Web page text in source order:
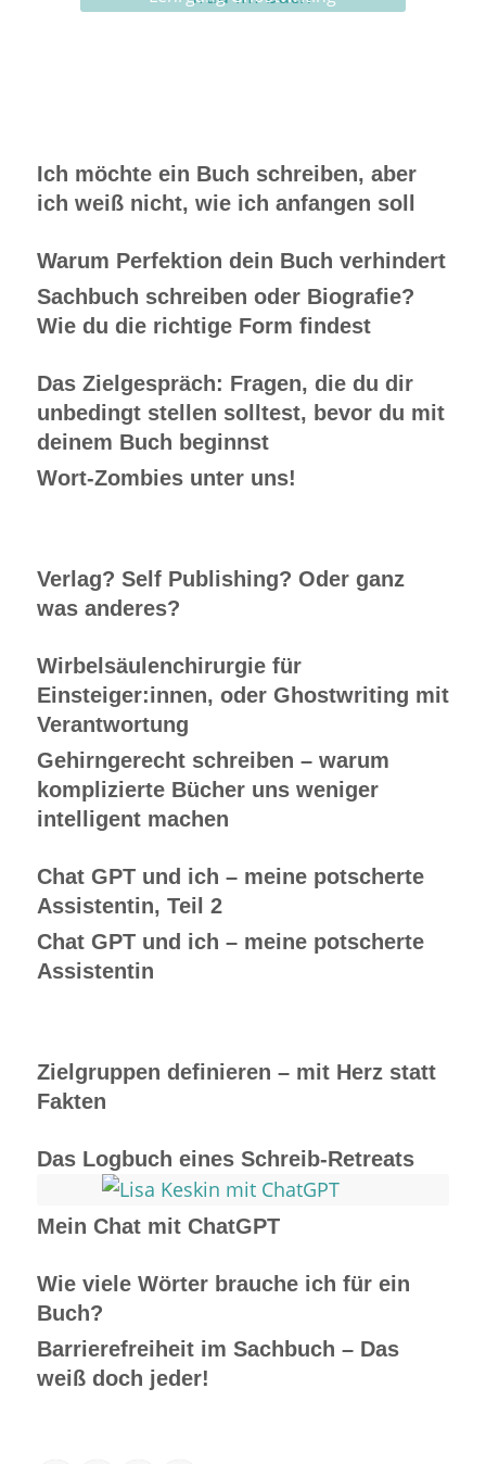
Ich möchte ein Buch schreiben, aber
ich weiß nicht, wie ich anfangen soll
Warum Perfektion dein Buch verhindert
Sachbuch schreiben oder Biografie?
Wie du die richtige Form findest
Das Zielgespräch: Fragen, die du dir
unbedingt stellen solltest, bevor du mit
deinem Buch beginnst
Wort-Zombies unter uns!
Verlag? Self Publishing? Oder ganz
was anderes?
Wirbelsäulenchirurgie für
Einsteiger:innen, oder Ghostwriting mit
Verantwortung
Gehirngerecht schreiben – warum
komplizierte Bücher uns weniger
intelligent machen
Chat GPT und ich – meine potscherte
Assistentin, Teil 2
Chat GPT und ich – meine potscherte
Assistentin
Zielgruppen definieren – mit Herz statt
Fakten
Das Logbuch eines Schreib-Retreats
Mein Chat mit ChatGPT
Wie viele Wörter brauche ich für ein
Buch?
Barrierefreiheit im Sachbuch – Das
weiß doch jeder!